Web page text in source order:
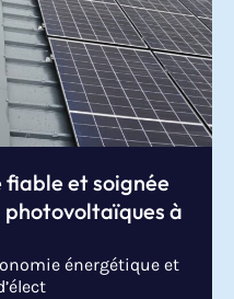
et soignée
photovoltaïques à
énergétique et